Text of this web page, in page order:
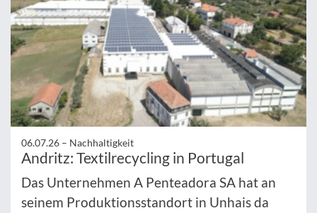
06.07.26 – Nachhaltigkeit
Andritz: Textilrecycling in Portugal
Das Unternehmen A Penteadora SA hat an
seinem Produktionsstandort in Unhais da